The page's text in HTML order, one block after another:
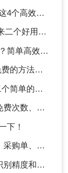
提取表格！
用的方法！
三种方法！
给大家！
的方法！
输出效果！
下！
种场景选！
门槛排序！